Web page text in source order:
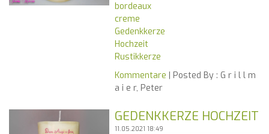
bordeaux
creme
Gedenkkerze
Hochzeit
Rustikkerze
Kommentare | Posted By : G r i l l m
a i e r, Peter
GEDENKKERZE HOCHZEIT
11.05.2021 18:49